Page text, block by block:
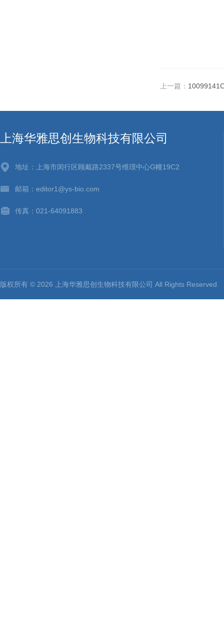
上一篇：
上海华雅思创生物科技有限公司
地址：上海市闵行区顾戴路2337号维璟中心G幢19C2
邮箱：editor1@ys-bio.com
传真：021-64091883
版权所有 © 2026 上海华雅思创生物科技有限公司 All Rights